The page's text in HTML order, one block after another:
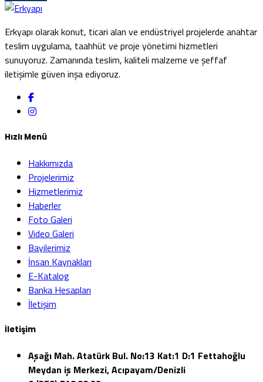
Erkyapı olarak konut, ticari alan ve endüstriyel projelerde anahtar
teslim uygulama, taahhüt ve proje yönetimi hizmetleri
sunuyoruz. Zamanında teslim, kaliteli malzeme ve şeffaf
iletişimle güven inşa ediyoruz.
Hızlı Menü
Hakkımızda
Projelerimiz
Hizmetlerimiz
Haberler
Foto Galeri
Video Galeri
Bayilerimiz
İnsan Kaynakları
E-Katalog
Banka Hesapları
İletişim
İletişim
Aşağı Mah. Atatürk Bul. No:13 Kat:1 D:1 Fettahoğlu
Meydan iş Merkezi, Acıpayam/Denizli